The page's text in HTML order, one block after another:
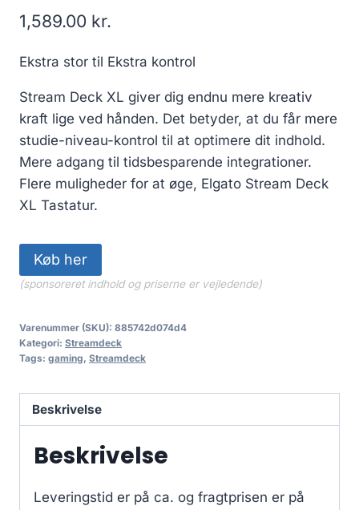
1,589.00 kr.
Ekstra stor til Ekstra kontrol
Stream Deck XL giver dig endnu mere kreativ
kraft lige ved hånden. Det betyder, at du får mere
studie-niveau-kontrol til at optimere dit indhold.
Mere adgang til tidsbesparende integrationer.
Flere muligheder for at øge, Elgato Stream Deck
XL Tastatur.
Køb her
(sponsoreret indhold og priserne er vejledende)
Varenummer (SKU): 885742d074d4
Kategori: Streamdeck
Tags: gaming, Streamdeck
Beskrivelse
Beskrivelse
Leveringstid er på ca. og fragtprisen er på